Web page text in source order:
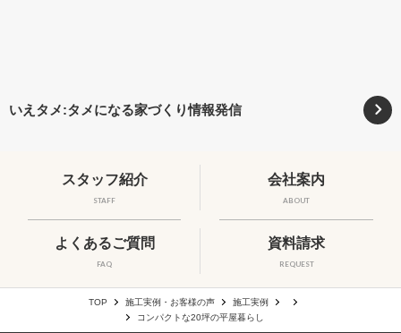
いえタメ:タメになる家づくり情報発信
スタッフ紹介
STAFF
会社案内
ABOUT
よくあるご質問
FAQ
資料請求
REQUEST
TOP 施工実例・お客様の声
施工実例
コンパクトな20坪の平屋暮らし